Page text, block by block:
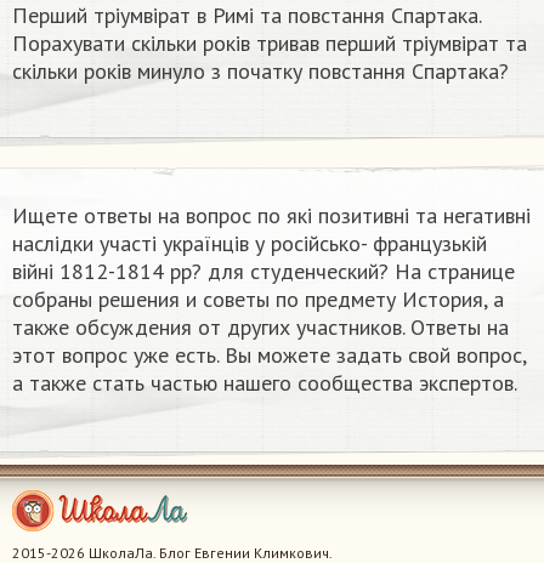
Перший тріумвірат в Римі та повстання Спартака.
Порахувати скільки років тривав перший тріумвірат та
скільки років минуло з початку повстання Спартака?
Ищете ответы на вопрос по які позитивні та негативні
наслідки участі українців у російсько- французькій
війні 1812-1814 pp? для студенческий? На странице
собраны решения и советы по предмету История, а
также обсуждения от других участников. Ответы на
этот вопрос уже есть. Вы можете задать свой вопрос,
а также стать частью нашего сообщества экспертов.
2015-2026 ШколаЛа. Блог Евгении Климкович.